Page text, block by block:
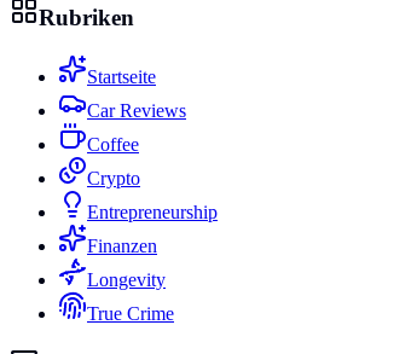
Rubriken
Startseite
Car Reviews
Coffee
Crypto
Entrepreneurship
Finanzen
Longevity
True Crime